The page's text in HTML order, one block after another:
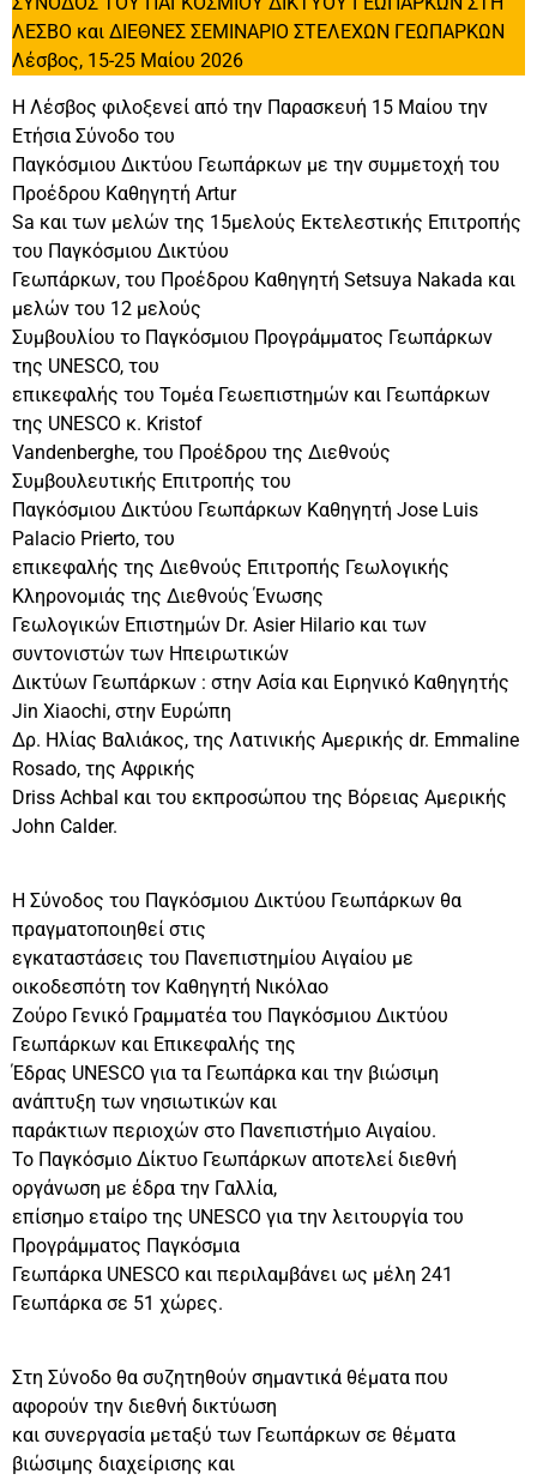
ΛΕΣΒΟ και ΔΙΕΘΝΕΣ ΣΕΜΙΝΑΡΙΟ ΣΤΕΛΕΧΩΝ ΓΕΩΠΑΡΚΩΝ
Λέσβος, 15-25 Μαίου 2026
H Λέσβος φιλοξενεί από την Παρασκευή 15 Μαίου την
Ετήσια Σύνοδο του
Παγκόσμιου Δικτύου Γεωπάρκων με την συμμετοχή του
Προέδρου Καθηγητή Αrtur
Sa και των μελών της 15μελούς Εκτελεστικής Επιτροπής
του Παγκόσμιου Δικτύου
Γεωπάρκων, του Προέδρου Καθηγητή Setsuya Nakada και
μελών του 12 μελούς
Συμβουλίου το Παγκόσμιου Προγράμματος Γεωπάρκων
της UNESCO, του
επικεφαλής του Τομέα Γεωεπιστημών και Γεωπάρκων
της UNESCO κ. Kristof
Vandenberghe, του Προέδρου της Διεθνούς
Συμβουλευτικής Επιτροπής του
Παγκόσμιου Δικτύου Γεωπάρκων Καθηγητή Jose Luis
Palacio Prierto, του
επικεφαλής της Διεθνούς Επιτροπής Γεωλογικής
Κληρονομιάς της Διεθνούς Ένωσης
Γεωλογικών Επιστημών Dr. Asier Hilario και των
συντονιστών των Ηπειρωτικών
Δικτύων Γεωπάρκων : στην Ασία και Ειρηνικό Καθηγητής
Jin Xiaochi, στην Ευρώπη
Δρ. Ηλίας Βαλιάκος, της Λατινικής Αμερικής dr. Emmaline
Rosado, της Αφρικής
Driss Achbal και του εκπροσώπου της Βόρειας Αμερικής
John Calder.
H Σύνοδος του Παγκόσμιου Δικτύου Γεωπάρκων θα
πραγματοποιηθεί στις
εγκαταστάσεις του Πανεπιστημίου Αιγαίου με
οικοδεσπότη τον Καθηγητή Νικόλαο
Ζούρο Γενικό Γραμματέα του Παγκόσμιου Δικτύου
Γεωπάρκων και Επικεφαλής της
Έδρας UNESCO για τα Γεωπάρκα και την βιώσιμη
ανάπτυξη των νησιωτικών και
παράκτιων περιοχών στο Πανεπιστήμιο Αιγαίου.
To Παγκόσμιο Δίκτυο Γεωπάρκων αποτελεί διεθνή
οργάνωση με έδρα την Γαλλία,
επίσημο εταίρο της UNESCO για την λειτουργία του
Προγράμματος Παγκόσμια
Γεωπάρκα UNESCO και περιλαμβάνει ως μέλη 241
Γεωπάρκα σε 51 χώρες.
Στη Σύνοδο θα συζητηθούν σημαντικά θέματα που
αφορούν την διεθνή δικτύωση
και συνεργασία μεταξύ των Γεωπάρκων σε θέματα
βιώσιμης διαχείρισης και